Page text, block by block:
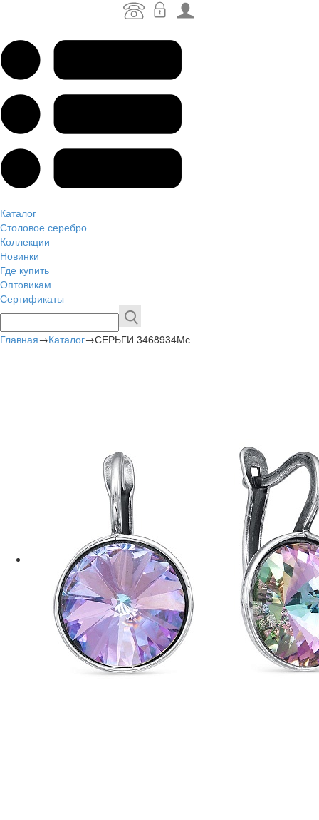
Каталог
Столовое серебро
Коллекции
Новинки
Где купить
Оптовикам
Сертификаты
Главная→Каталог→СЕРЬГИ 3468934Мс